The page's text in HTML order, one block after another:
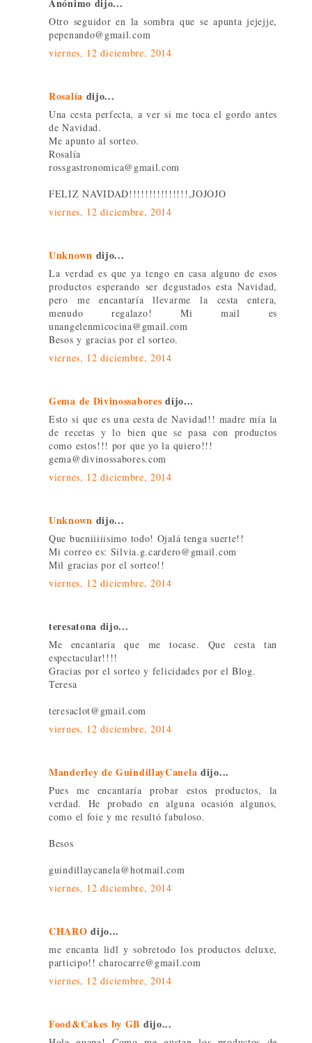
Otro seguidor en la sombra que se apunta jejejje,
pepenando@gmail.com
viernes, 12 diciembre, 2014
Rosalía dijo...
Una cesta perfecta, a ver si me toca el gordo antes
de Navidad.
Me apunto al sorteo.
Rosalía
rossgastronomica@gmail.com
FELIZ NAVIDAD!!!!!!!!!!!!!!!,JOJOJO
viernes, 12 diciembre, 2014
Unknown dijo...
La verdad es que ya tengo en casa alguno de esos
productos esperando ser degustados esta Navidad,
pero me encantaría llevarme la cesta entera,
menudo regalazo! Mi mail es
unangelenmicocina@gmail.com
Besos y gracias por el sorteo.
viernes, 12 diciembre, 2014
Gema de Divinossabores dijo...
Esto si que es una cesta de Navidad!! madre mía la
de recetas y lo bien que se pasa con productos
como estos!!! por que yo la quiero!!!
gema@divinossabores.com
viernes, 12 diciembre, 2014
Unknown dijo...
Que bueniiiiisimo todo! Ojalá tenga suerte!!
Mi correo es: Silvia.g.cardero@gmail.com
Mil gracias por el sorteo!!
viernes, 12 diciembre, 2014
teresatona dijo...
Me encantaria que me tocase. Que cesta tan
espectacular!!!!
Gracias por el sorteo y felicidades por el Blog.
Teresa
teresaclot@gmail.com
viernes, 12 diciembre, 2014
Manderley de GuindillayCanela dijo...
Pues me encantaría probar estos productos, la
verdad. He probado en alguna ocasión algunos,
como el foie y me resultó fabuloso.
Besos
guindillaycanela@hotmail.com
viernes, 12 diciembre, 2014
CHARO dijo...
me encanta lidl y sobretodo los productos deluxe,
participo!! charocarre@gmail.com
viernes, 12 diciembre, 2014
Food&Cakes by GB dijo...